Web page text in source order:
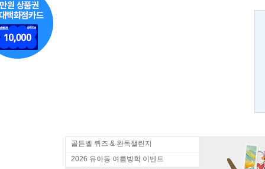
골든벨 퀴즈 & 완독챌린지
2026 유아동 여름방학 이벤트